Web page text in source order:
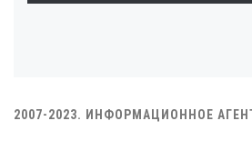
2007-2023. ИНФОРМАЦИОННОЕ